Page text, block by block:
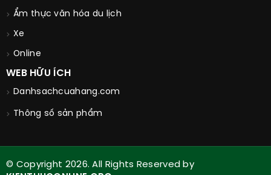
Ẩm thực văn hóa du lịch
Xe
Online
WEB HỮU ÍCH
Danhsachcuahang.com
Thông số sản phẩm
© Copyright 2026. All Rights Reserved by